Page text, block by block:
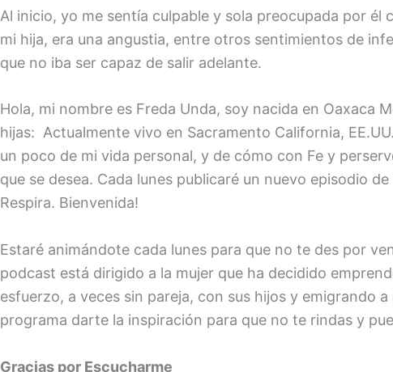
Al inicio, yo me sentía culpable y sola preocupada por él
mi hija, era una angustia, entre otros sentimientos de
que no iba ser capaz de salir adelante.
Hola, mi nombre es Freda Unda, soy nacida en Oaxaca
hijas: Actualmente vivo en Sacramento California,
un poco de mi vida personal, y de cómo con Fe y
que se desea. Cada lunes publicaré un nuevo episodio
Respira. Bienvenida!
Estaré animándote cada lunes para que no te des por
podcast está dirigido a la mujer que ha decidido
esfuerzo, a veces sin pareja, con sus hijos y emigrando
programa darte la inspiración para que no te rindas y
Gracias por Escucharme